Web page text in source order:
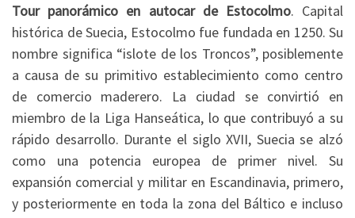
Tour panorámico en autocar de Estocolmo. Capital
histórica de Suecia, Estocolmo fue fundada en 1250. Su
nombre significa “islote de los Troncos”, posiblemente
a causa de su primitivo establecimiento como centro
de comercio maderero. La ciudad se convirtió en
miembro de la Liga Hanseática, lo que contribuyó a su
rápido desarrollo. Durante el siglo XVII, Suecia se alzó
como una potencia europea de primer nivel. Su
expansión comercial y militar en Escandinavia, primero,
y posteriormente en toda la zona del Báltico e incluso